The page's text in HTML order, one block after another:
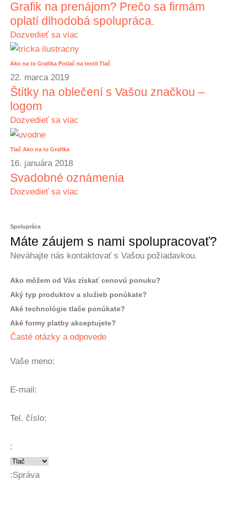
Grafik na prenájom? Prečo sa firmám
oplatí dlhodobá spolupráca.
Dozvedieť sa viac
Ako na to Grafika Potlač na textil Tlač
22. marca 2019
Štítky na oblečení s Vašou značkou –
logom
Dozvedieť sa viac
Tlač Ako na to Grafika
16. januára 2018
Svadobné oznámenia
Dozvedieť sa viac
Spolupráca
Máte záujem s nami spolupracovať?
Neváhajte nás kontaktovať s Vašou požiadavkou.
Ako môžem od Vás získať cenovú ponuku?
Aký typ produktov a služieb ponúkate?
Aké technológie tlače ponúkate?
Aké formy platby akceptujete?
Časté otázky a odpovede
Vaše meno:
E-mail:
Tel. číslo:
:
:Správa